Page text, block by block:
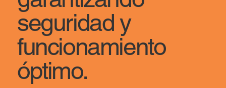
seguridad y
funcionamiento
óptimo.